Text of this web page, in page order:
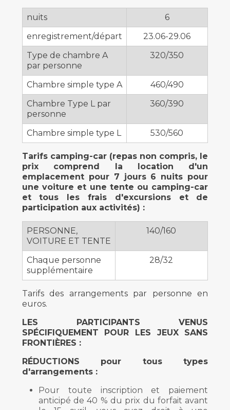
nuits
6
enregistrement/départ
23.06-29.06
Type de chambre A
par personne
320/350
Chambre simple type A
460/490
Chambre Type L par
personne
360/390
Chambre simple type L 530/560
Tarifs camping-car (repas non compris, le
prix comprend la location d'un
emplacement pour 7 jours 6 nuits pour
une voiture et une tente ou camping-car
et tous les frais d'excursions et de
participation aux activités) :
PERSONNE,
VOITURE ET TENTE
140/160
Chaque personne
supplémentaire
28/32
Tarifs des arrangements par personne en
euros.
LES PARTICIPANTS VENUS
SPÉCIFIQUEMENT POUR LES JEUX SANS
FRONTIÈRES :
RÉDUCTIONS pour tous types
d'arrangements :
Pour toute inscription et paiement
anticipé de 40 % du prix du forfait avant